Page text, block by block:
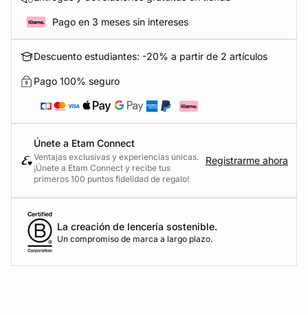
Pago en 3 meses sin intereses
Descuento estudiantes: -20% a partir de 2 artículos
Pago 100% seguro
Únete a Etam Connect
Ventajas exclusivas y experiencias únicas.
¡Únete a Etam Connect y recibe tus
primeros 100 puntos fidelidad de regalo!
Registrarme ahora
La creación de lencería sostenible.
Un compromiso de marca a largo plazo.